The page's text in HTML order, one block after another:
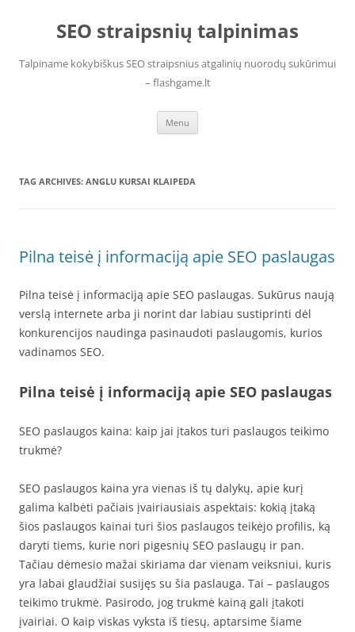
contentSEO straipsnių talpinimas
Talpiname kokybiškus SEO straipsnius atgalinių nuorodų sukūrimui
– flashgame.lt
Menu
TAG ARCHIVES: ANGLU KURSAI KLAIPEDA
Pilna teisė į informaciją apie SEO paslaugas
Pilna teisė į informaciją apie SEO paslaugas. Sukūrus naują
verslą internete arba ji norint dar labiau sustiprinti dėl
konkurencijos naudinga pasinaudoti paslaugomis, kurios
vadinamos SEO.
Pilna teisė į informaciją apie SEO paslaugas
SEO paslaugos kaina: kaip jai įtakos turi paslaugos teikimo
trukmė?
SEO paslaugos kaina yra vienas iš tų dalykų, apie kurį
galima kalbėti pačiais įvairiausiais aspektais: kokią įtaką
šios paslaugos kainai turi šios paslaugos teikėjo profilis, ką
daryti tiems, kurie nori pigesnių SEO paslaugų ir pan.
Tačiau dėmesio mažai skiriama dar vienam veiksniui, kuris
yra labai glaudžiai susijęs su šia paslauga. Tai – paslaugos
teikimo trukmė. Pasirodo, jog trukmė kainą gali įtakoti
įvairiai. O kaip viskas vyksta iš tiesų, aptarsime šiame